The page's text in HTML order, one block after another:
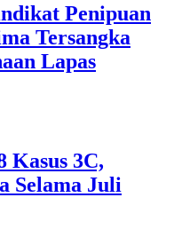
Penipuan
Tersangka
Lapas
Kasus 3C,
Selama Juli